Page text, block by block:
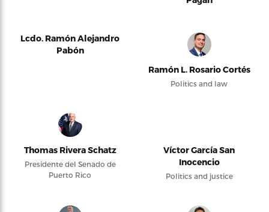
Lcdo. Ramón Alejandro
Pabón
Ramón L. Rosario Cortés
Politics and law
Thomas Rivera Schatz
Presidente del Senado de
Puerto Rico
Víctor García San
Inocencio
Politics and justice